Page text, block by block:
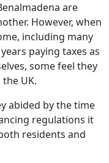
are
However, when
including many
paying taxes as
some feel they
UK.
abided by the time
regulations it
residents and